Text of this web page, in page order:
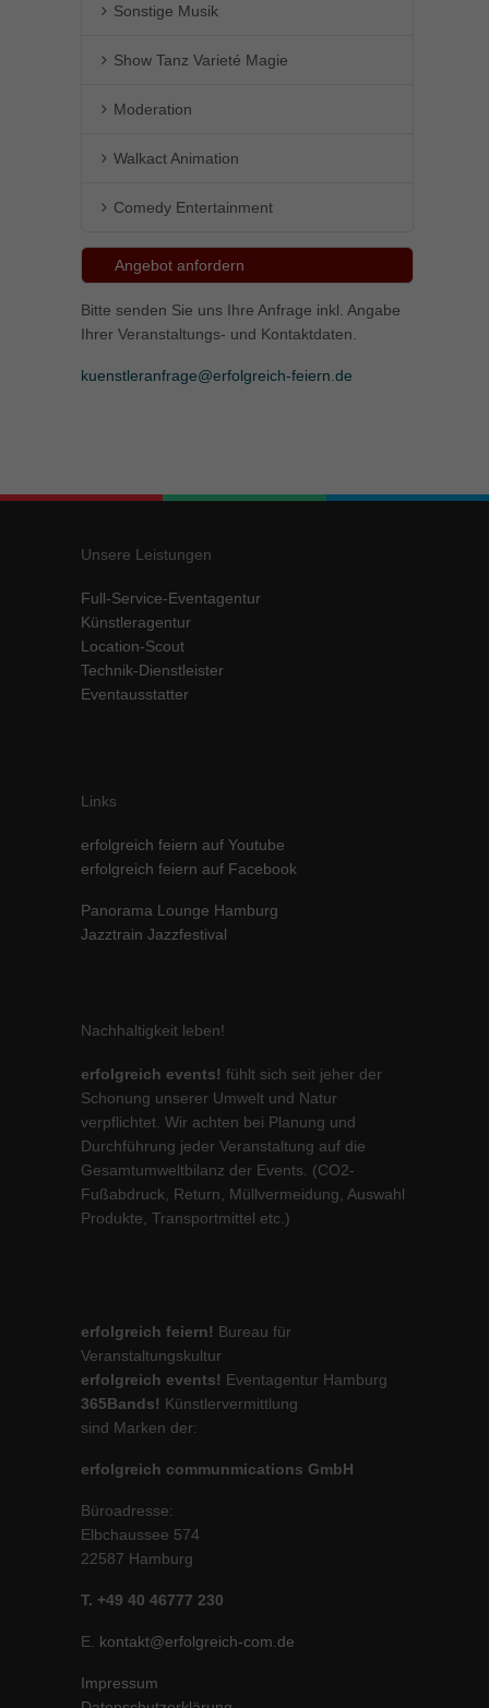
Sonstige Musik
Show Tanz Varieté Magie
Moderation
Walkact Animation
Comedy Entertainment
Angebot anfordern
Bitte senden Sie uns Ihre Anfrage inkl. Angabe
Ihrer Veranstaltungs- und Kontaktdaten.
kuenstleranfrage@erfolgreich-feiern.de
Unsere Leistungen
Full-Service-Eventagentur
Künstleragentur
Location-Scout
Technik-Dienstleister
Eventausstatter
Links
erfolgreich feiern auf Youtube
erfolgreich feiern auf Facebook
Panorama Lounge Hamburg
Jazztrain Jazzfestival
Nachhaltigkeit leben!
erfolgreich events! fühlt sich seit jeher der
Schonung unserer Umwelt und Natur
verpflichtet. Wir achten bei Planung und
Durchführung jeder Veranstaltung auf die
Gesamtumweltbilanz der Events. (CO2-
Fußabdruck, Return, Müllvermeidung, Auswahl
Produkte, Transportmittel etc.)
erfolgreich feiern! Bureau für
Veranstaltungskultur
erfolgreich events! Eventagentur Hamburg
365Bands! Künstlervermittlung
sind Marken der:
erfolgreich communmications GmbH
Büroadresse:
Elbchaussee 574
22587 Hamburg
T. +49 40 46777 230
E. kontakt@erfolgreich-com.de
Impressum